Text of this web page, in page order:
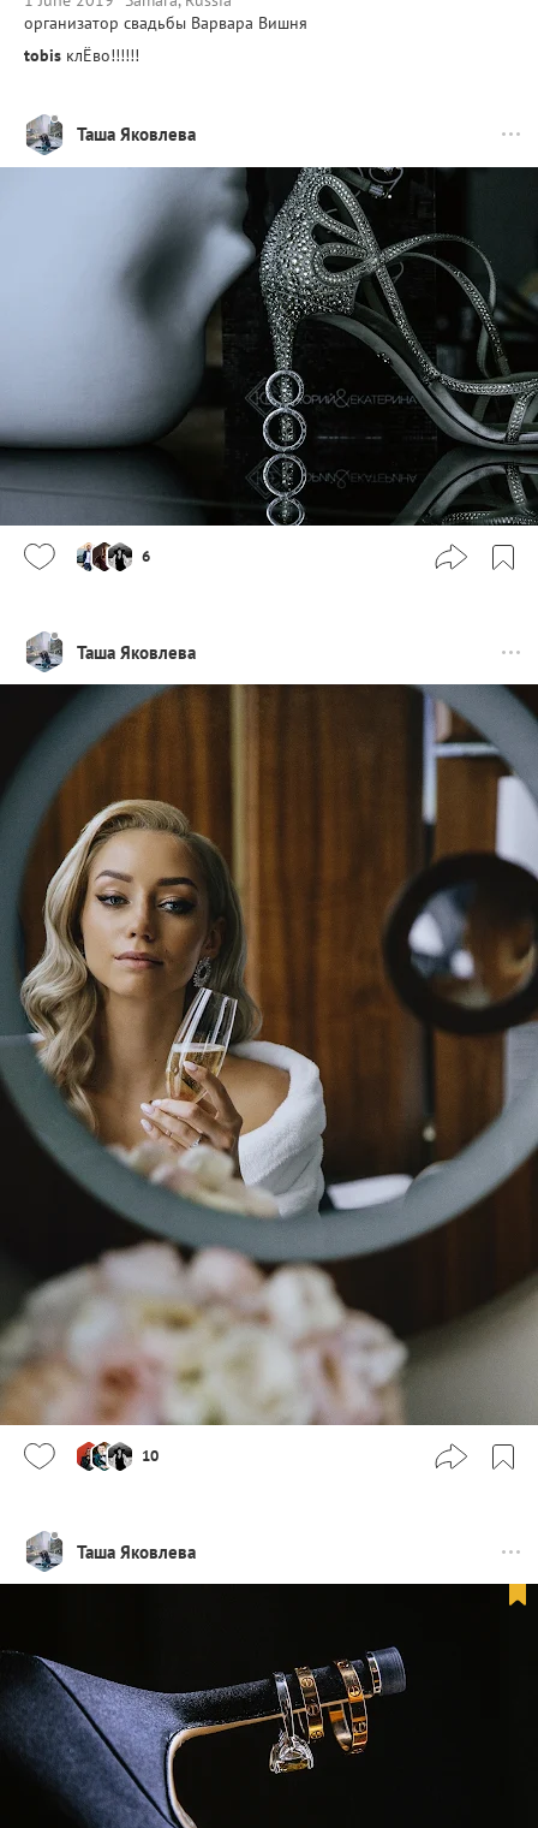
организатор свадьбы Варвара Вишня
tobis клЁво!!!!!!
Таша Яковлева
6
Таша Яковлева
10
Таша Яковлева